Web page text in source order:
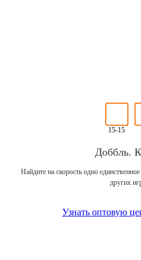
15-15
Доббль.
Найдите на скорость одно
других
Узнать оптовую